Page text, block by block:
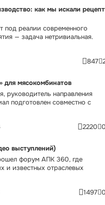
как мы искали рецепт
под реалии современного
— задача нетривиальная.
847
для мясокомбинатов
руководитель направления
подготовлен совместно с
2220
выступлений)
форум АПК 360, где
и известных отраслевых
1497